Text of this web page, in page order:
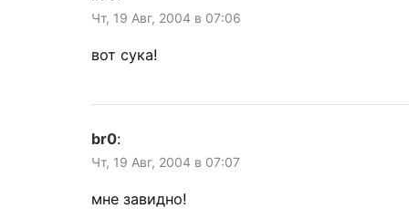
Чт, 19 Авг, 2004 в 07:06
вот сука!
br0:
Чт, 19 Авг, 2004 в 07:07
мне завидно!